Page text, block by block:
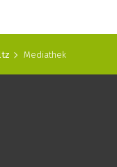
Mediathek